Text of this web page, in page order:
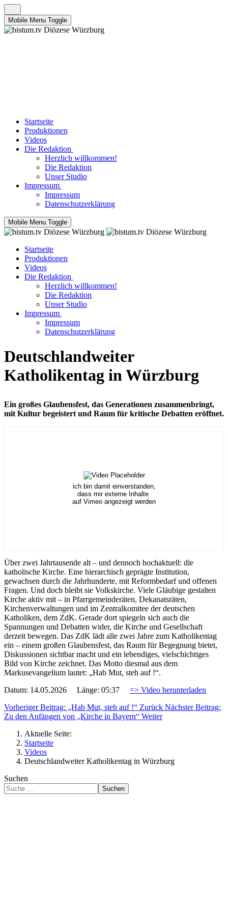
Mobile Menu Toggle
Startseite
Produktionen
Videos
Die Redaktion
Herzlich willkommen!
Die Redaktion
Unser Studio
Impressum
Impressum
Datenschutzerklärung
Mobile Menu Toggle
Startseite
Produktionen
Videos
Die Redaktion
Herzlich willkommen!
Die Redaktion
Unser Studio
Impressum
Impressum
Datenschutzerklärung
Deutschlandweiter
Katholikentag in Würzburg
Ein großes Glaubensfest, das Generationen zusammenbringt,
mit Kultur begeistert und Raum für kritische Debatten eröffnet.
ich bin damit einverstanden,
dass mir externe Inhalte
auf Vimeo angezeigt werden
Über zwei Jahrtausende alt – und dennoch hochaktuell: die
katholische Kirche. Eine hierarchisch geprägte Institution,
gewachsen durch die Jahrhunderte, mit Reformbedarf und offenen
Fragen. Und doch bleibt sie Volkskirche. Viele Gläubige gestalten
Kirche aktiv mit – in Pfarrgemeinderäten, Dekanatsräten,
Kirchenverwaltungen und im Zentralkomitee der deutschen
Katholiken, dem ZdK. Gerade dort spiegeln sich auch die
Spannungen und Debatten wider, die Kirche und Gesellschaft
derzeit bewegen. Das ZdK lädt alle zwei Jahre zum Katholikentag
ein – einem großen Glaubensfest, das Raum für Begegnung bietet,
Diskussionen sichtbar macht und ein lebendiges, vielschichtiges
Bild von Kirche zeichnet. Das Motto diesmal aus dem
Markusevangelium lautet: „Hab Mut, steh auf !“.
Datum: 14.05.2026 Länge: 05:37 => Video herunterladen
Vorheriger Beitrag: „Hab Mut, steh auf !“ Zurück Nächster Beitrag:
Zu den Anfängen von „Kirche in Bayern“ Weiter
Aktuelle Seite:
Startseite
Videos
Deutschlandweiter Katholikentag in Würzburg
Suchen
Suchen